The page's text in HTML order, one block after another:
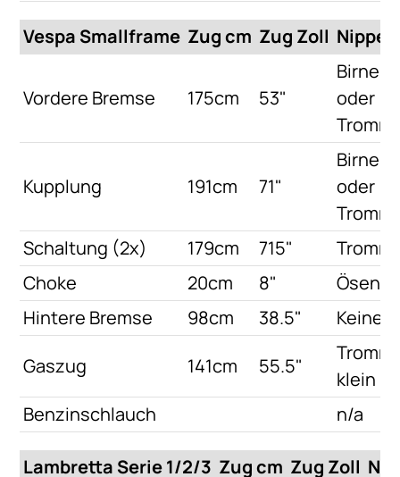
Vespa Smallframe Zug cm Zug Zoll Nippel
Vordere Bremse 175cm 53"
Birne
oder
Kupplung 191cm 71"
Birne
oder
Schaltung (2x)
179cm 715"
Choke
20cm 8"
Ösen
Hintere Bremse
98cm 38.5"
Keiner
Gaszug
141cm 55.5"
klein
Benzinschlauch
n/a
Lambretta Serie 1/2/3 Zug cm Zug Zoll